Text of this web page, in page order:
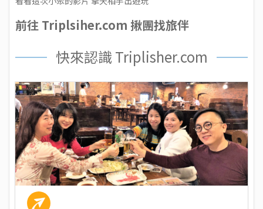
前往 Triplsiher.com 揪團找旅伴
快來認識 Triplisher.com